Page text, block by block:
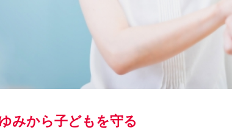
みから子どもを守る